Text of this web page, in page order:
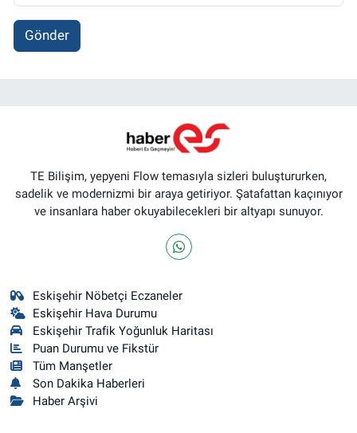
Gönder
TE Bilişim, yepyeni Flow temasıyla sizleri buluştururken,
sadelik ve modernizmi bir araya getiriyor. Şatafattan kaçınıyor
ve insanlara haber okuyabilecekleri bir altyapı sunuyor.
Eskişehir Nöbetçi Eczaneler
Eskişehir Hava Durumu
Eskişehir Trafik Yoğunluk Haritası
Puan Durumu ve Fikstür
Tüm Manşetler
Son Dakika Haberleri
Haber Arşivi